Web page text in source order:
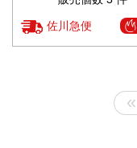
佐川急便
«